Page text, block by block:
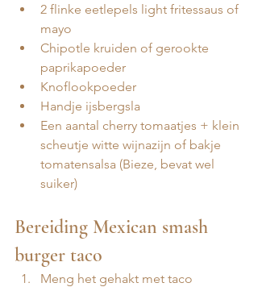
2 flinke eetlepels light fritessaus of
mayo
Chipotle kruiden of gerookte
paprikapoeder
Knoflookpoeder
Handje ijsbergsla
Een aantal cherry tomaatjes + klein
scheutje witte wijnazijn of bakje
tomatensalsa (Bieze, bevat wel
suiker)
Bereiding Mexican smash
burger taco
Meng het gehakt met taco